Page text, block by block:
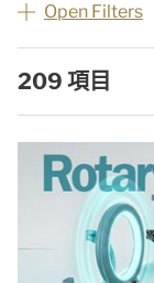
Open Filters
209 項目